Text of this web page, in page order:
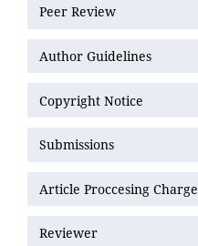
Peer Review
Author Guidelines
Copyright Notice
Submissions
Article Proccesing Charge
Reviewer